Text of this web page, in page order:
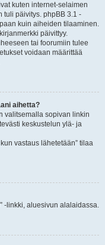
kuten internet-selaimen
tuli päivitys. phpBB 3.1 -
kuin aiheiden tilaaminen.
päivittyy.
tai foorumiin tulee
voidaan määrittää
aihetta?
valitsemalla sopivan linkin
keskustelun ylä- ja
vastaus lähetetään” tilaa
-linkki, aluesivun alalaidassa.